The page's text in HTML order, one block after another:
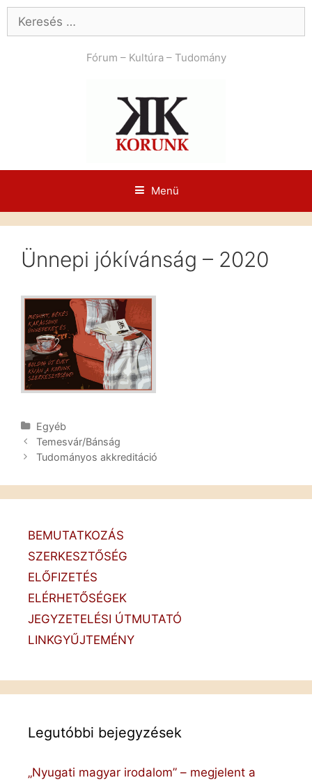
Kilépés
Keresés:
Fórum – Kultúra – Tudomány
Menü
Ünnepi jókívánság – 2020
Kategória
Egyéb
Post
navigation
Temesvár/Bánság
Tudományos akkreditáció
BEMUTATKOZÁS
SZERKESZTŐSÉG
ELŐFIZETÉS
ELÉRHETŐSÉGEK
JEGYZETELÉSI ÚTMUTATÓ
LINKGYŰJTEMÉNY
Legutóbbi bejegyzések
„Nyugati magyar irodalom” – megjelent a